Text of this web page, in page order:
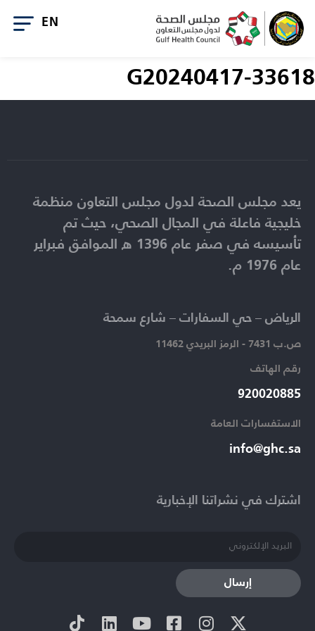
G20240417-33618
اشترك في نشراتنا الإخبارية​
إرسال
الرياض – حي السفارات – شارع سمحة​
ص.ب 7431 - الرمز البريدي 11462
رقم الهاتف​
920020885​
الاستفسارات العامة ​
info@ghc.sa​
يعد مجلس الصحة لدول مجلس التعاون منظمة
خليجية فاعلة في المجال الصحي، حيث تم
تأسيسه في صفر عام 1396 ه الموافق فبراير
عام 1976 م.